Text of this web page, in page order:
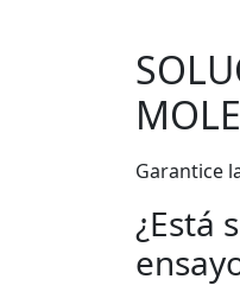
Garantice
¿Está